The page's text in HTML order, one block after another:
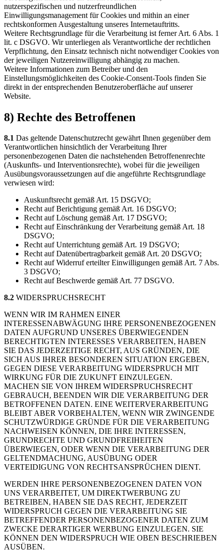
nutzerspezifischen und nutzerfreundlichen
Einwilligungsmanagement für Cookies und mithin an einer
rechtskonformen Ausgestaltung unseres Internetauftritts.
Weitere Rechtsgrundlage für die Verarbeitung ist ferner Art. 6 Abs. 1
lit. c DSGVO. Wir unterliegen als Verantwortliche der rechtlichen
Verpflichtung, den Einsatz technisch nicht notwendiger Cookies von
der jeweiligen Nutzereinwilligung abhängig zu machen.
Weitere Informationen zum Betreiber und den
Einstellungsmöglichkeiten des Cookie-Consent-Tools finden Sie
direkt in der entsprechenden Benutzeroberfläche auf unserer
Website.
8) Rechte des Betroffenen
8.1 Das geltende Datenschutzrecht gewährt Ihnen gegenüber dem
Verantwortlichen hinsichtlich der Verarbeitung Ihrer
personenbezogenen Daten die nachstehenden Betroffenenrechte
(Auskunfts- und Interventionsrechte), wobei für die jeweiligen
Ausübungsvoraussetzungen auf die angeführte Rechtsgrundlage
verwiesen wird:
Auskunftsrecht gemäß Art. 15 DSGVO;
Recht auf Berichtigung gemäß Art. 16 DSGVO;
Recht auf Löschung gemäß Art. 17 DSGVO;
Recht auf Einschränkung der Verarbeitung gemäß Art. 18
DSGVO;
Recht auf Unterrichtung gemäß Art. 19 DSGVO;
Recht auf Datenübertragbarkeit gemäß Art. 20 DSGVO;
Recht auf Widerruf erteilter Einwilligungen gemäß Art. 7 Abs.
3 DSGVO;
Recht auf Beschwerde gemäß Art. 77 DSGVO.
8.2 WIDERSPRUCHSRECHT
WENN WIR IM RAHMEN EINER
INTERESSENABWÄGUNG IHRE PERSONENBEZOGENEN
DATEN AUFGRUND UNSERES ÜBERWIEGENDEN
BERECHTIGTEN INTERESSES VERARBEITEN, HABEN
SIE DAS JEDERZEITIGE RECHT, AUS GRÜNDEN, DIE
SICH AUS IHRER BESONDEREN SITUATION ERGEBEN,
GEGEN DIESE VERARBEITUNG WIDERSPRUCH MIT
WIRKUNG FÜR DIE ZUKUNFT EINZULEGEN.
MACHEN SIE VON IHREM WIDERSPRUCHSRECHT
GEBRAUCH, BEENDEN WIR DIE VERARBEITUNG DER
BETROFFENEN DATEN. EINE WEITERVERARBEITUNG
BLEIBT ABER VORBEHALTEN, WENN WIR ZWINGENDE
SCHUTZWÜRDIGE GRÜNDE FÜR DIE VERARBEITUNG
NACHWEISEN KÖNNEN, DIE IHRE INTERESSEN,
GRUNDRECHTE UND GRUNDFREIHEITEN
ÜBERWIEGEN, ODER WENN DIE VERARBEITUNG DER
GELTENDMACHUNG, AUSÜBUNG ODER
VERTEIDIGUNG VON RECHTSANSPRÜCHEN DIENT.
WERDEN IHRE PERSONENBEZOGENEN DATEN VON
UNS VERARBEITET, UM DIREKTWERBUNG ZU
BETREIBEN, HABEN SIE DAS RECHT, JEDERZEIT
WIDERSPRUCH GEGEN DIE VERARBEITUNG SIE
BETREFFENDER PERSONENBEZOGENER DATEN ZUM
ZWECKE DERARTIGER WERBUNG EINZULEGEN. SIE
KÖNNEN DEN WIDERSPRUCH WIE OBEN BESCHRIEBEN
AUSÜBEN.